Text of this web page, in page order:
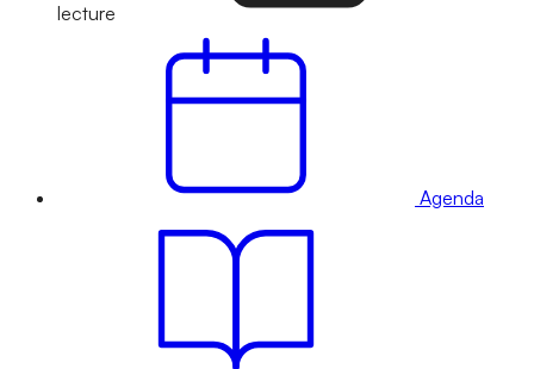
lecture
Agenda